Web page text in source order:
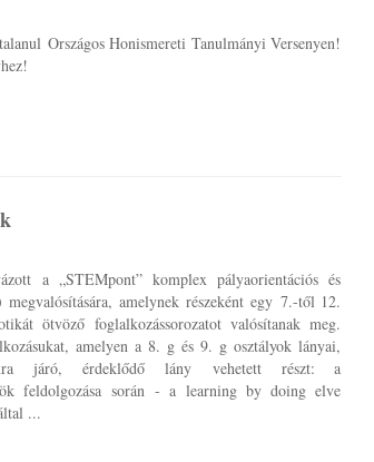
Országos Honismereti Tanulmányi Versenyen!
a „STEMpont” komplex pályaorientációs és
amelynek részeként egy 7.-től 12.
ötvöző foglalkozássorozatot valósítanak meg.
amelyen a 8. g és 9. g osztályok lányai,
járó, érdeklődő lány vehetett részt: a
feldolgozása során - a learning by doing elve
...